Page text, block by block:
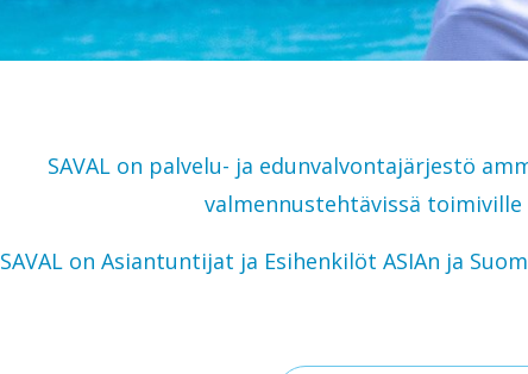
SAVAL on palvelu- ja edunvalvontajärjestö
valmennustehtävissä toimiville
SAVAL on Asiantuntijat ja Esihenkilöt ASIAn ja